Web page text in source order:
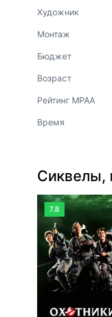
Художник
Монтаж
Бюджет
Возраст
Рейтинг MPAA
Время
Сиквелы,
7.8